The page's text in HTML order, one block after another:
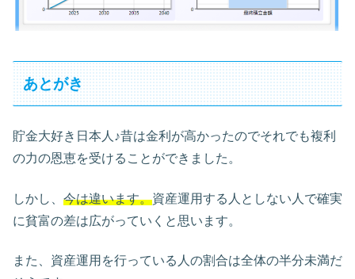
あとがき
貯金大好き日本人♪昔は金利が高かったのでそれでも複利
の力の恩恵を受けることができました。
しかし、 今は違います。資産運用する人としない人で確実
に貧富の差は広がっていくと思います。
また、資産運用を行っている人の割合は全体の半分未満だ